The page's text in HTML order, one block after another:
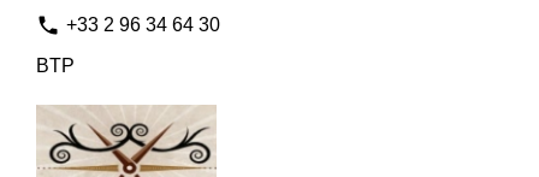
phone +33 2 96 34 64 30
BTP